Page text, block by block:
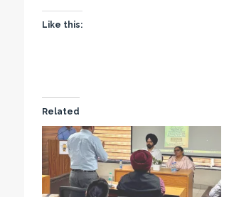
Like this:
Related